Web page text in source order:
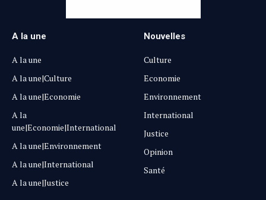
A la une
A la une
A la une|Culture
A la une|Economie
A la
une|Economie|International
A la une|Environnement
A la une|International
A la une|Justice
Nouvelles
Culture
Economie
Environnement
International
Justice
Opinion
Santé